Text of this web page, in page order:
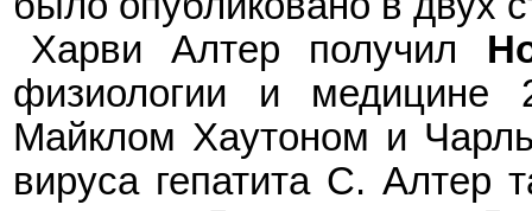
Харви Алтер получил
физиологии и
Майклом Хаутоном и
вируса гепатита C. Алтер